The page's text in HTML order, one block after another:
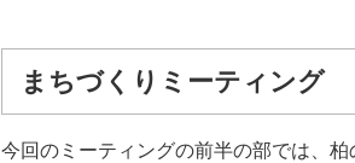
まちづくりミーティング
今回のミーティングの前半の部では、